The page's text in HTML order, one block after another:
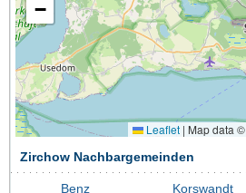
−
Leaflet | Map data ©
Zirchow Nachbargemeinden
Benz Korswandt